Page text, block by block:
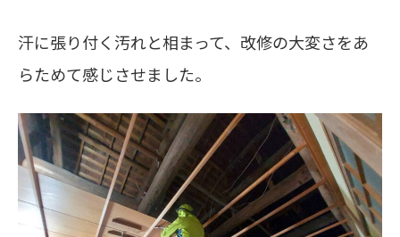
汗に張り付く汚れと相まって、改修の大変さをあ
らためて感じさせました。